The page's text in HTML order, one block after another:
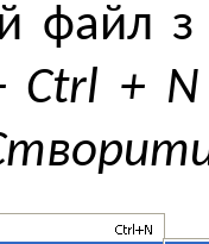
файл
Ctrl + N